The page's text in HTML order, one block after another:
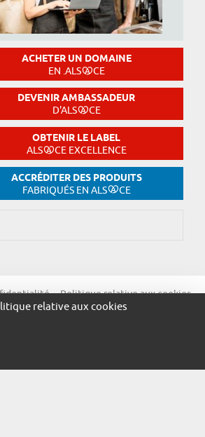
ACHETER UN DOMAINE
EN .ALS CE
DEVENIR AMBASSADEUR
D'ALS CE
OBTENIR LE LABEL
ALS CE EXCELLENCE
ACCRÉDITER DES PRODUITS
FABRIQUÉS EN ALS CE
Politique relative aux cookies
relative aux cookies